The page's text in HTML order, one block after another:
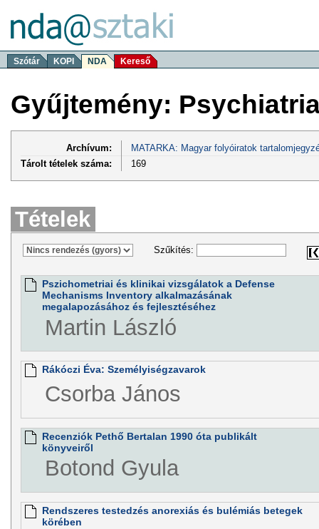
Szótár KOPI NDA Kereső
Gyűjtemény:
Archívum:
MATARKA: Magyar folyóiratok
Tárolt tételek száma:
169
Tételek
Szűkítés:
Pszichometriai és klinikai vizsgálatok a Defense
Mechanisms Inventory alkalmazásának
megalapozásához és fejlesztéséhez
Martin László
Rákóczi Éva: Személyiségzavarok
Csorba János
Recenziók Pethő Bertalan 1990 óta publikált
könyveiről
Botond Gyula
Rendszeres testedzés anorexiás és bulémiás betegek
körében